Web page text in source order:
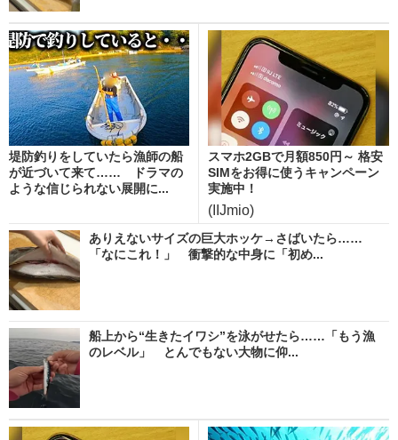
堤防釣りをしていたら漁師の船
が近づいて来て…… ドラマの
ような信じられない展開に...
スマホ2GBで月額850円～ 格安
SIMをお得に使うキャンペーン
実施中！
(IIJmio)
ありえないサイズの巨大ホッケ→さばいたら……
「なにこれ！」 衝撃的な中身に「初め...
船上から“生きたイワシ”を泳がせたら……「もう漁
のレベル」 とんでもない大物に仰...